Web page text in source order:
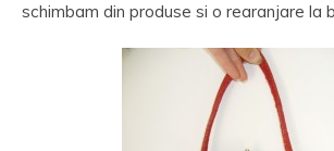
schimbam din produse si o rearanjare la